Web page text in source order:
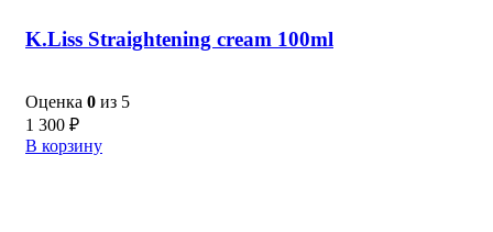
K.Liss Straightening cream 100ml
Оценка 0 из 5
1 300 ₽
В корзину